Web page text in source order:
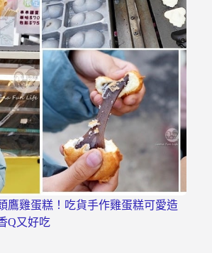
鷹雞蛋糕！吃貨手作雞蛋糕可愛造
Q又好吃